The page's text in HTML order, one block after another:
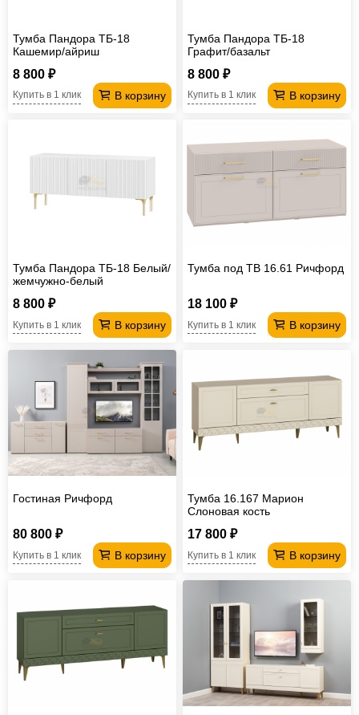
Тумба Пандора ТБ-18
Кашемир/айриш
8 800 ₽
В корзину
Купить в 1 клик
Тумба Пандора ТБ-18
Графит/базальт
8 800 ₽
В корзину
Купить в 1 клик
Тумба Пандора ТБ-18 Белый/
жемчужно-белый
8 800 ₽
В корзину
Купить в 1 клик
Тумба под ТВ 16.61 Ричфорд
18 100 ₽
В корзину
Купить в 1 клик
Гостиная Ричфорд
80 800 ₽
В корзину
Купить в 1 клик
Тумба 16.167 Марион
Слоновая кость
17 800 ₽
В корзину
Купить в 1 клик